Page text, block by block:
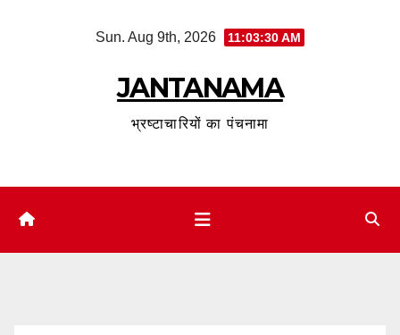
Sun. Aug 9th, 2026 11:03:31 AM
JANTANAMA
भ्रष्टाचारियों का पंचनामा